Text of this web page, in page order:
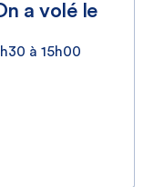
a volé le
à 15h00